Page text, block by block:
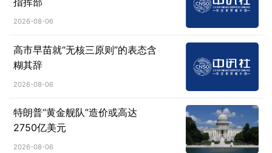
2026-08-06
高市早苗就“无核三原则”的表态含
糊其辞
2026-08-06
特朗普“黄金舰队”造价或高达
2750亿美元
2026-08-06